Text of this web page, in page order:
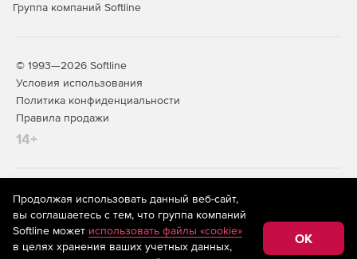
Группа компаний Softline
© 1993—2026 Softline
Условия использования
Политика конфиденциальности
Правила продажи
14+
На информационном ресурсе store.softline.ru применяются
рекомендательные технологии
(информационные технологии
предоставления информации на основе сбора,
систематизации и анализа сведений, относящихся к
предпочтениям пользователей сети «Интернет»,
Продолжая использовать данный веб-сайт,
вы соглашаетесь с тем, что группа компаний
Softline может использовать файлы «cookie»
в целях хранения ваших учетных данных,
OK